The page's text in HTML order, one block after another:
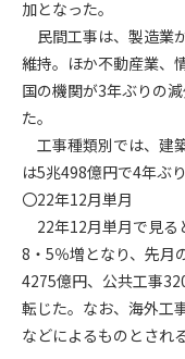
加となった。
民間工事は、製造業
維持。ほか不動産業、
国の機関が3年ぶりの
た。
工事種類別では、建
は5兆498億円で4年ぶ
〇22年12月単月
22年12月単月で見る
8・5％増となり、先月
4275億円、公共工事
転じた。なお、海外工
などによるものとされる
会員とは、本規約を
後、管理者がこれを
第4条（会員の定義と
の何れかの項目に
員としての権限を
(1) 会員申し込みをし
(2) 本規約に違反した
(3) 会員申し込みの際
(4) 会員申込者が管理
理を行わなかった
(5) その他管理者が会
2. 管理者は承認後で